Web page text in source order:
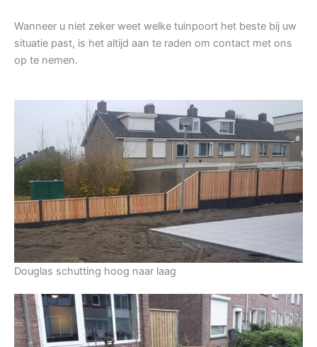
Wanneer u niet zeker weet welke tuinpoort het beste bij uw
situatie past, is het altijd aan te raden om contact met ons
op te nemen.
Douglas schutting hoog naar laag